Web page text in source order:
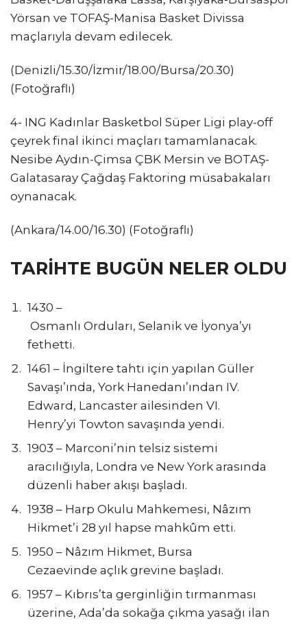
Yörsan ve TOFAŞ-Manisa Basket Divissa
maçlarıyla devam edilecek.
(Denizli/15.30/İzmir/18.00/Bursa/20.30)
(Fotoğraflı)
4- ING Kadınlar Basketbol Süper Ligi play-off
çeyrek final ikinci maçları tamamlanacak.
Nesibe Aydın-Çimsa ÇBK Mersin ve BOTAŞ-
Galatasaray Çağdaş Faktoring müsabakaları
oynanacak.
(Ankara/14.00/16.30) (Fotoğraflı)
TARİHTE BUGÜN NELER OLDU
1430 –
Osmanlı Orduları, Selanik ve İyonya’yı
fethetti.
1461 – İngiltere tahtı için yapılan Güller
Savaşı’ında, York Hanedanı’ından IV.
Edward, Lancaster ailesinden VI.
Henry’yi Towton savaşında yendi.
1903 – Marconi’nin telsiz sistemi
aracılığıyla, Londra ve New York arasında
düzenli haber akışı başladı.
1938 – Harp Okulu Mahkemesi, Nâzım
Hikmet’i 28 yıl hapse mahkûm etti.
1950 – Nâzım Hikmet, Bursa
Cezaevinde açlık grevine başladı.
1957 – Kıbrıs’ta gerginliğin tırmanması
üzerine, Ada’da sokağa çıkma yasağı ilan